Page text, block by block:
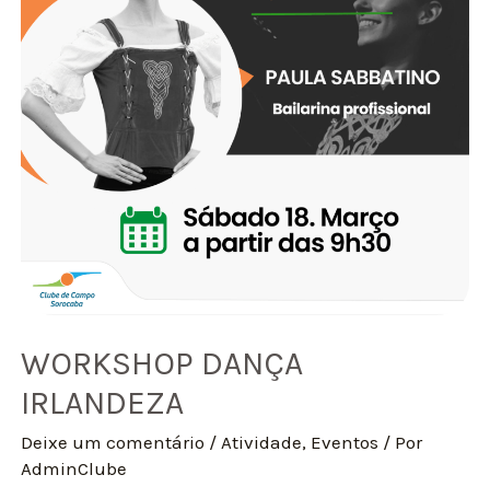
WORKSHOP DANÇA
IRLANDEZA
Deixe um comentário / Atividade, Eventos / Por
AdminClube